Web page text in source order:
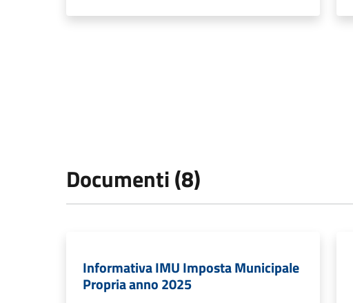
Documenti (8)
Informativa IMU Imposta Municipale
Propria anno 2025